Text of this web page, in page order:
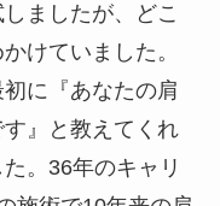
ましたが、どこ
けていました。
に『あなたの肩
』と教えてくれ
。36年のキャリ